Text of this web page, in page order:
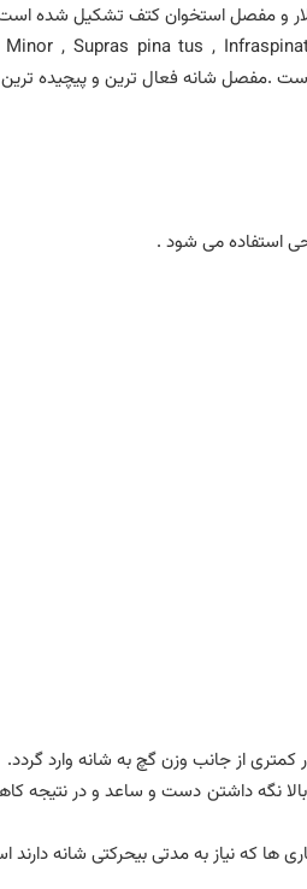
و مفصل استخوان کتف تشکیل شده
استفاده می شود .
از جانب وزن گچ به شانه وارد گردد.
نگه داشتن دست و ساعد و در نتیجه
ها که نیاز به مدتی بیحرکتی شانه